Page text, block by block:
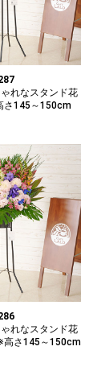
れなスタンド花
さ145～150cm
れなスタンド花
高さ145～150cm